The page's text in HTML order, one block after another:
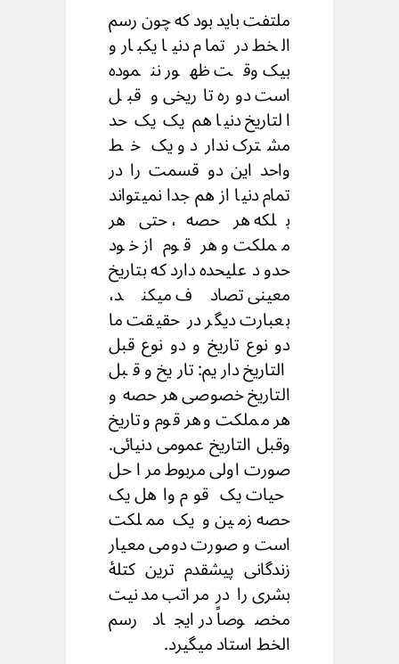
ملتفت باید بود که چون رسم
الخط در تمام دنیا یکبار و
بیک وقت ظهور ننموده
است دوره تاریخی و قبل
التاریخ دنیا هم یک یک حد
مشترک ندارد و یک خط
واحد این دو قسمت را در
تمام دنیا از هم جدا نمیتواند
بلکه هر حصه، حتی هر
مملکت و هر قوم از خود
حدو د علیحده دارد که بتاریخ
معینی تصادف میکند،
بعبارت دیگر در حقیقت ما
دو نوع تاریخ و دو نوع قبل
التاریخ داریم: تاریخ و قبل
التاریخ خصوصی هر حصه و
هر مملکت وهر قوم وتاریخ
وقبل التاریخ عمومی دنیائی.
صورت اولی مربوط مر ا حل
حیات یک قوم واهل یک
حصه زمین و یک مملکت
است و صورت دومی معیار
زندگانی پیشقدم ترین کتلۀ
بشری را در مراتب مدنیت
مخصوصاً در ایجاد رسم
الخط استاد میگیرد.